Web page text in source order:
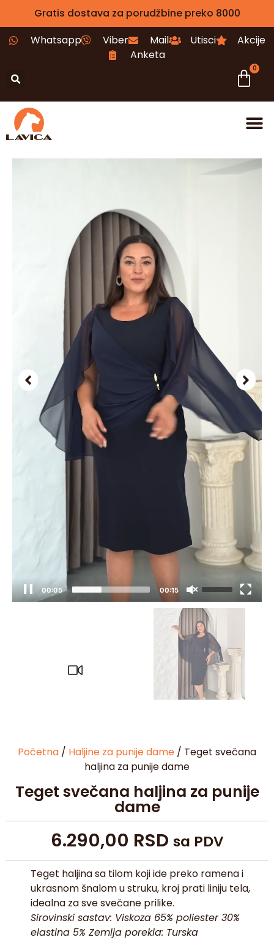
Gratis dostava za porudžbine preko 8000
Whatsapp
Viber Mail Utisci
Akcije
Anketa
0
00:06 00:15
Početna / Haljine za punije dame / Teget svečana
haljina za punije dame
Teget svečana haljina za punije
dame
6.290,00 RSD sa PDV
Teget haljina sa tilom koji ide preko ramena i
ukrasnom šnalom u struku, kroj prati liniju tela,
idealna za sve svečane prilike.
Sirovinski sastav: Viskoza 65% poliester 30%
elastina 5% Zemlja porekla: Turska